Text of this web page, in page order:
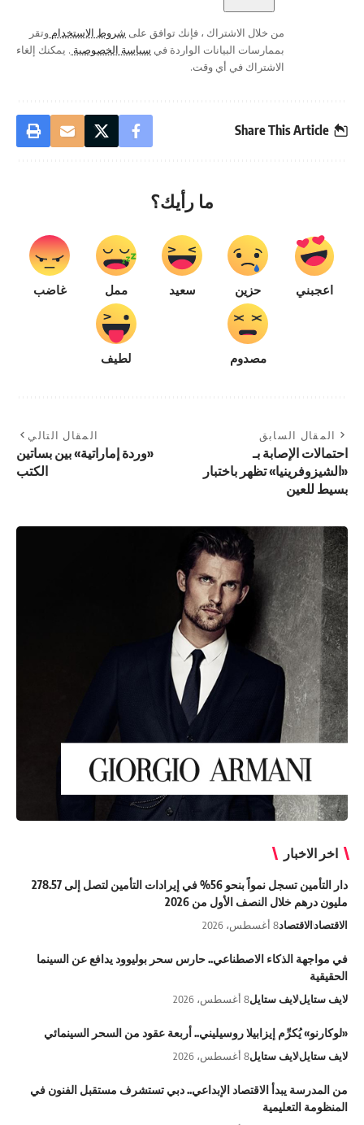
من خلال الاشتراك ، فإنك توافق على شروط الاستخدام وتقر
بممارسات البيانات الواردة في سياسة الخصوصية . يمكنك إلغاء
الاشتراك في أي وقت.
Share This Article
ما رأيك؟
اعجبني حزين سعيد ممل غاضب
مصدوم لطيف
المقال السابق
احتمالات الإصابة بـ
«الشيزوفرينيا» تظهر باختبار
بسيط للعين
المقال التالي
«وردة إماراتية» بين بساتين
الكتب
اخر الاخبار
دار التأمين تسجل نمواً بنحو 56% في إيرادات التأمين لتصل إلى 278.57
مليون درهم خلال النصف الأول من 2026
الاقتصادالاقتصاد8 أغسطس، 2026
في مواجهة الذكاء الاصطناعي.. حارس سحر بوليوود يدافع عن السينما
الحقيقية
لايف ستايللايف ستايل8 أغسطس، 2026
«لوكارنو» يُكرِّم إيزابيلا روسيليني.. أربعة عقود من السحر السينمائي
لايف ستايللايف ستايل8 أغسطس، 2026
من المدرسة يبدأ الاقتصاد الإبداعي.. دبي تستشرف مستقبل الفنون في
المنظومة التعليمية